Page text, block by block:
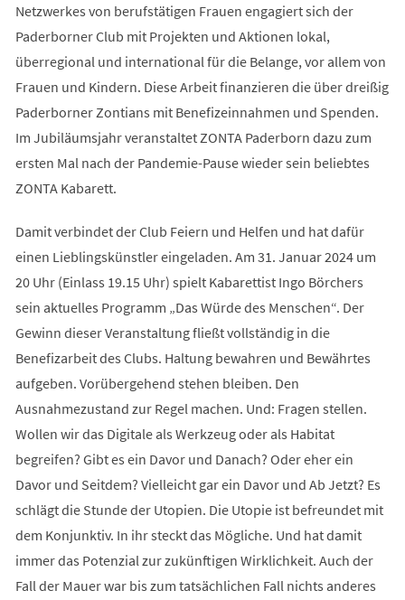
Netzwerkes von berufstätigen Frauen engagiert sich der
Paderborner Club mit Projekten und Aktionen lokal,
überregional und international für die Belange, vor allem von
Frauen und Kindern. Diese Arbeit finanzieren die über dreißig
Paderborner Zontians mit Benefizeinnahmen und Spenden.
Im Jubiläumsjahr veranstaltet ZONTA Paderborn dazu zum
ersten Mal nach der Pandemie-Pause wieder sein beliebtes
ZONTA Kabarett.
Damit verbindet der Club Feiern und Helfen und hat dafür
einen Lieblingskünstler eingeladen. Am 31. Januar 2024 um
20 Uhr (Einlass 19.15 Uhr) spielt Kabarettist Ingo Börchers
sein aktuelles Programm „Das Würde des Menschen“. Der
Gewinn dieser Veranstaltung fließt vollständig in die
Benefizarbeit des Clubs. Haltung bewahren und Bewährtes
aufgeben. Vorübergehend stehen bleiben. Den
Ausnahmezustand zur Regel machen. Und: Fragen stellen.
Wollen wir das Digitale als Werkzeug oder als Habitat
begreifen? Gibt es ein Davor und Danach? Oder eher ein
Davor und Seitdem? Vielleicht gar ein Davor und Ab Jetzt? Es
schlägt die Stunde der Utopien. Die Utopie ist befreundet mit
dem Konjunktiv. In ihr steckt das Mögliche. Und hat damit
immer das Potenzial zur zukünftigen Wirklichkeit. Auch der
Fall der Mauer war bis zum tatsächlichen Fall nichts anderes